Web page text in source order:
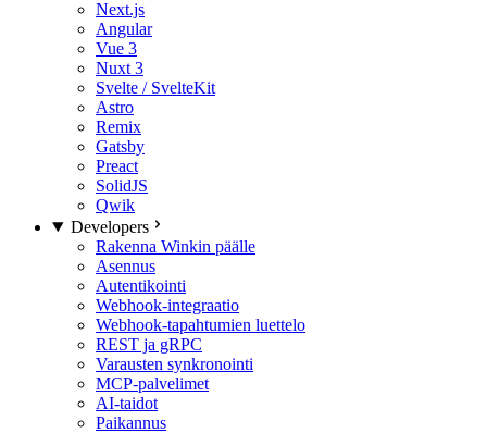
Next.js
Angular
Vue 3
Nuxt 3
Svelte / SvelteKit
Astro
Remix
Gatsby
Preact
SolidJS
Qwik
Developers
Rakenna Winkin päälle
Asennus
Autentikointi
Webhook-integraatio
Webhook-tapahtumien luettelo
REST ja gRPC
Varausten synkronointi
MCP-palvelimet
AI-taidot
Paikannus